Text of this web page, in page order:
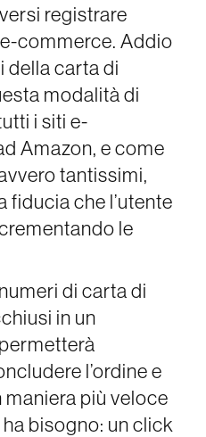
registrare
commerce. Addio
della carta di
modalità di
i siti e-
Amazon, e come
tantissimi,
fiducia che l’utente
le
di carta di
in un
l’ordine e
più veloce
bisogno: un click